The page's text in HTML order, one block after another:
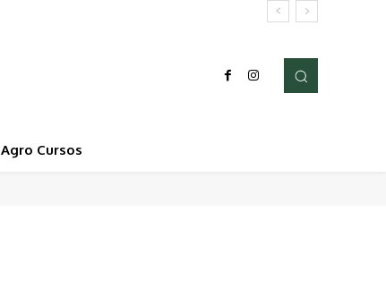
Agro Cursos